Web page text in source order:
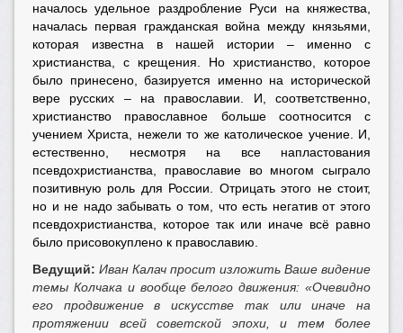
началось удельное раздробление Руси на княжества,
началась первая гражданская война между князьями,
которая известна в нашей истории – именно с
христианства, с крещения. Но христианство, которое
было принесено, базируется именно на исторической
вере русских – на православии. И, соответственно,
христианство православное больше соотносится с
учением Христа, нежели то же католическое учение. И,
естественно, несмотря на все напластования
псевдохристианства, православие во многом сыграло
позитивную роль для России. Отрицать этого не стоит,
но и не надо забывать о том, что есть негатив от этого
псевдохристианства, которое так или иначе всё равно
было присовокуплено к православию.
Ведущий: Иван Калач просит изложить Ваше видение
темы Колчака и вообще белого движения: «Очевидно
его продвижение в искусстве так или иначе на
протяжении всей советской эпохи, и тем более